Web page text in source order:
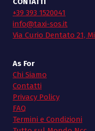
+39 393 1520041
info@taxi-sos.it
Via Curio Dentato 21,
As For
Chi Siamo
Contatti
Privacy Policy
FAQ
Termini e Condizioni